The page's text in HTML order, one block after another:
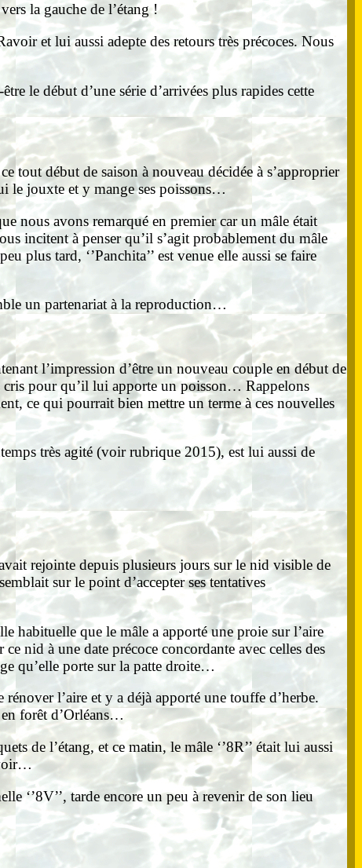
la gauche de l’étang !
et lui aussi adepte des retours très précoces. Nous
le début d’une série d’arrivées plus rapides cette
tout début de saison à nouveau décidée à s’approprier
le jouxte et y mange ses poissons…
nous avons remarqué en premier car un mâle était
incitent à penser qu’il s’agit probablement du mâle
plus tard, ‘’Panchita’’ est venue elle aussi se faire
un partenariat à la reproduction…
l’impression d’être un nouveau couple en début de
cris pour qu’il lui apporte un poisson… Rappelons
ce qui pourrait bien mettre un terme à ces nouvelles
très agité (voir rubrique 2015), est lui aussi de
rejointe depuis plusieurs jours sur le nid visible de
sur le point d’accepter ses tentatives
habituelle que le mâle a apporté une proie sur l’aire
nid à une date précoce concordante avec celles des
qu’elle porte sur la patte droite…
l’aire et y a déjà apporté une touffe d’herbe.
en forêt d’Orléans…
de l’étang, et ce matin, le mâle ‘’8R’’ était lui aussi
‘’8V’’, tarde encore un peu à revenir de son lieu